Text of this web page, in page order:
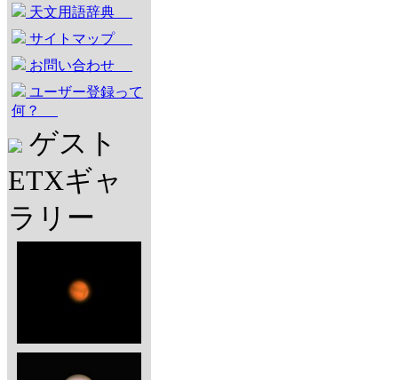
天文用語辞典
サイトマップ
お問い合わせ
ユーザー登録って
何？
ゲスト
ETXギャ
ラリー